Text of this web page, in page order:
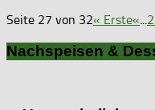
Seite 27 von 32« Erste«...
Nachspeisen &